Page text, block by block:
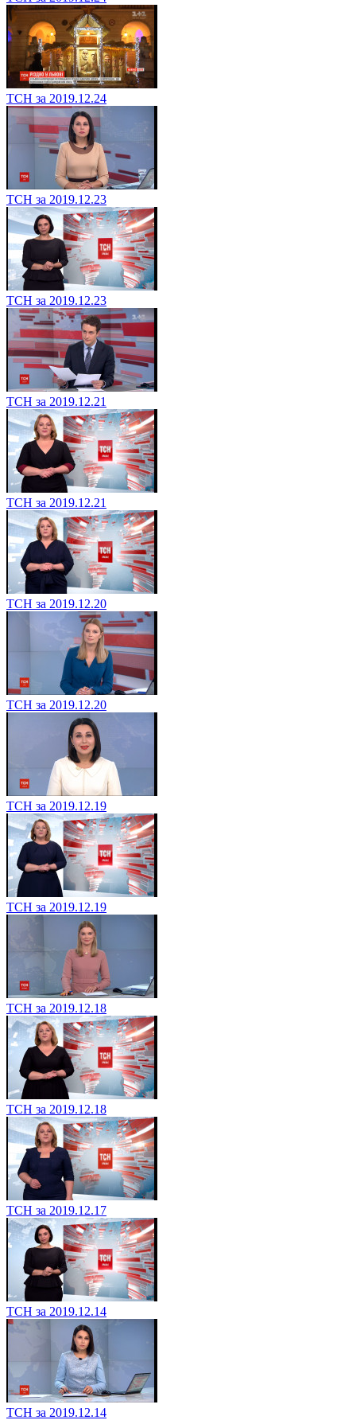
ТСН за 2019.12.24
ТСН за 2019.12.23
ТСН за 2019.12.23
ТСН за 2019.12.21
ТСН за 2019.12.21
ТСН за 2019.12.20
ТСН за 2019.12.20
ТСН за 2019.12.19
ТСН за 2019.12.19
ТСН за 2019.12.18
ТСН за 2019.12.18
ТСН за 2019.12.17
ТСН за 2019.12.14
ТСН за 2019.12.14